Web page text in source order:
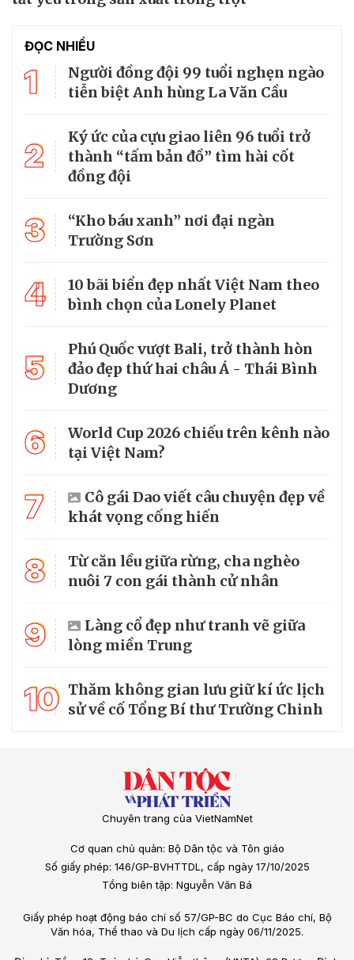
ĐỌC NHIỀU
1
Người đồng đội 99 tuổi nghẹn ngào
tiễn biệt Anh hùng La Văn Cầu
2
Ký ức của cựu giao liên 96 tuổi trở
thành “tấm bản đồ” tìm hài cốt
đồng đội
3
“Kho báu xanh” nơi đại ngàn
Trường Sơn
4
10 bãi biển đẹp nhất Việt Nam theo
bình chọn của Lonely Planet
5
Phú Quốc vượt Bali, trở thành hòn
đảo đẹp thứ hai châu Á - Thái Bình
Dương
6
World Cup 2026 chiếu trên kênh nào
tại Việt Nam?
7
Cô gái Dao viết câu chuyện đẹp về
khát vọng cống hiến
8
Từ căn lều giữa rừng, cha nghèo
nuôi 7 con gái thành cử nhân
9
Làng cổ đẹp như tranh vẽ giữa
lòng miền Trung
10 Thăm không gian lưu giữ kí ức lịch
sử về cố Tổng Bí thư Trường Chinh
Chuyên trang của VietNamNet
Cơ quan chủ quản: Bộ Dân tộc và Tôn giáo
Số giấy phép: 146/GP-BVHTTDL, cấp ngày 17/10/2025
Tổng biên tập: Nguyễn Văn Bá
Giấy phép hoạt động báo chí số 57/GP-BC do Cục Báo chí, Bộ
Văn hóa, Thể thao và Du lịch cấp ngày 06/11/2025.